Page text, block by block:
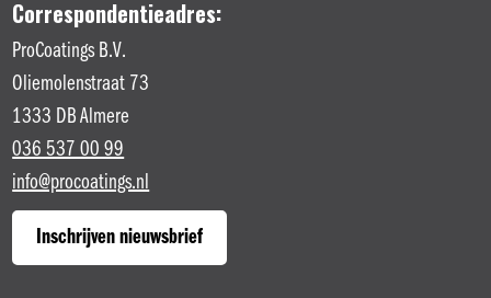
Correspondentieadres:
ProCoatings B.V.
Oliemolenstraat 73
1333 DB Almere
036 537 00 99
info@procoatings.nl
Inschrijven nieuwsbrief